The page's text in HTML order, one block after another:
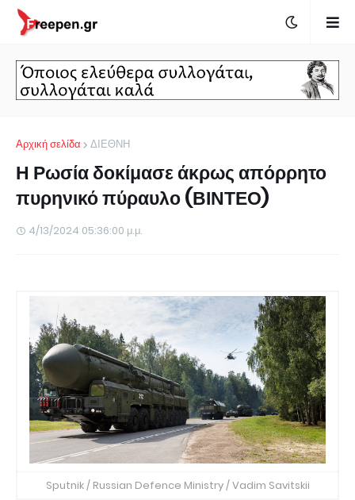
Αρχική σελίδα ΔΙΕΘΝΗ
Η Ρωσία δοκίμασε άκρως απόρρητο
πυρηνικό πύραυλο (ΒΙΝΤΕΟ)
4/13/2024 05:36:00 μ.μ.
Sputnik / Russian Defence Ministry / Vadim Savitskii